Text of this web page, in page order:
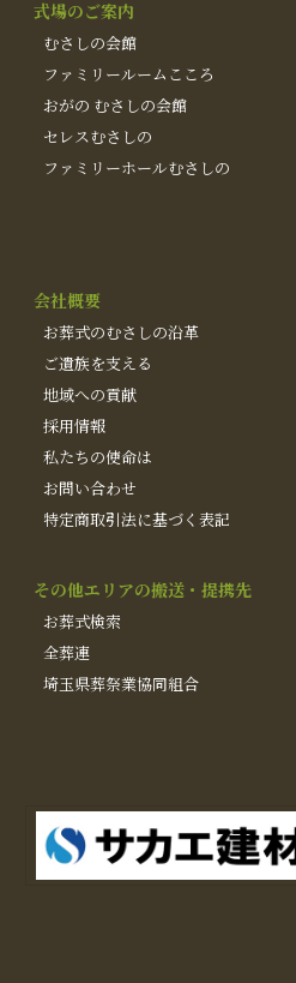
式場のご案内
むさしの会館
ファミリールームこころ
おがの むさしの会館
セレスむさしの
ファミリーホールむさしの
会社概要
お葬式のむさしの沿革
ご遺族を支える
地域への貢献
採用情報
私たちの使命は
お問い合わせ
特定商取引法に基づく表記
その他エリアの搬送・提携先
お葬式検索
全葬連
埼玉県葬祭業協同組合